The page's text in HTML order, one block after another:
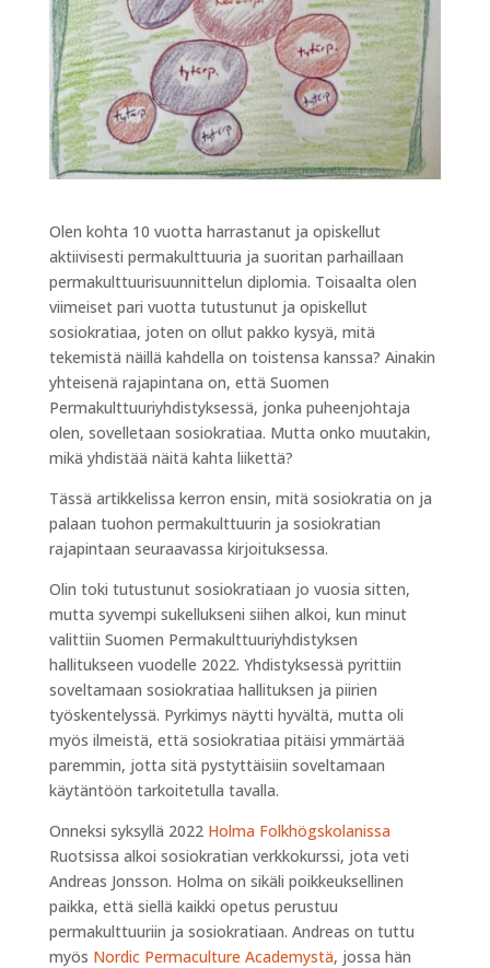
Olen kohta 10 vuotta harrastanut ja opiskellut
aktiivisesti permakulttuuria ja suoritan parhaillaan
permakulttuurisuunnittelun diplomia. Toisaalta olen
viimeiset pari vuotta tutustunut ja opiskellut
sosiokratiaa, joten on ollut pakko kysyä, mitä
tekemistä näillä kahdella on toistensa kanssa? Ainakin
yhteisenä rajapintana on, että Suomen
Permakulttuuriyhdistyksessä, jonka puheenjohtaja
olen, sovelletaan sosiokratiaa. Mutta onko muutakin,
mikä yhdistää näitä kahta liikettä?
Tässä artikkelissa kerron ensin, mitä sosiokratia on ja
palaan tuohon permakulttuurin ja sosiokratian
rajapintaan seuraavassa kirjoituksessa.
Olin toki tutustunut sosiokratiaan jo vuosia sitten,
mutta syvempi sukellukseni siihen alkoi, kun minut
valittiin Suomen Permakulttuuriyhdistyksen
hallitukseen vuodelle 2022. Yhdistyksessä pyrittiin
soveltamaan sosiokratiaa hallituksen ja piirien
työskentelyssä. Pyrkimys näytti hyvältä, mutta oli
myös ilmeistä, että sosiokratiaa pitäisi ymmärtää
paremmin, jotta sitä pystyttäisiin soveltamaan
käytäntöön tarkoitetulla tavalla.
Onneksi syksyllä 2022 Holma Folkhögskolanissa
Ruotsissa alkoi sosiokratian verkkokurssi, jota veti
Andreas Jonsson. Holma on sikäli poikkeuksellinen
paikka, että siellä kaikki opetus perustuu
permakulttuuriin ja sosiokratiaan. Andreas on tuttu
myös Nordic Permaculture Academystä, jossa hän